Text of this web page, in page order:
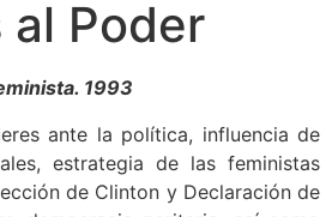
al Poder
1993
ante la política, influencia de
estrategia de las feministas
de Clinton y Declaración de